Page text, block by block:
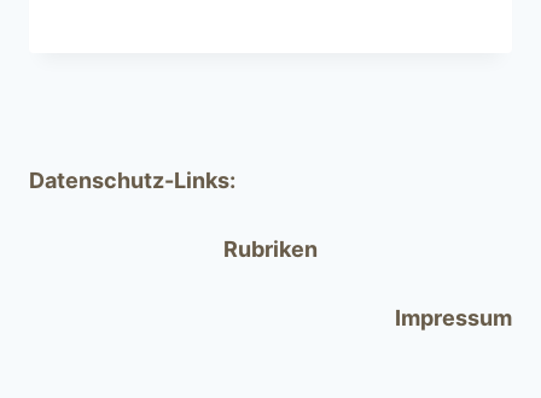
Datenschutz-Links:
Rubriken
Impressum